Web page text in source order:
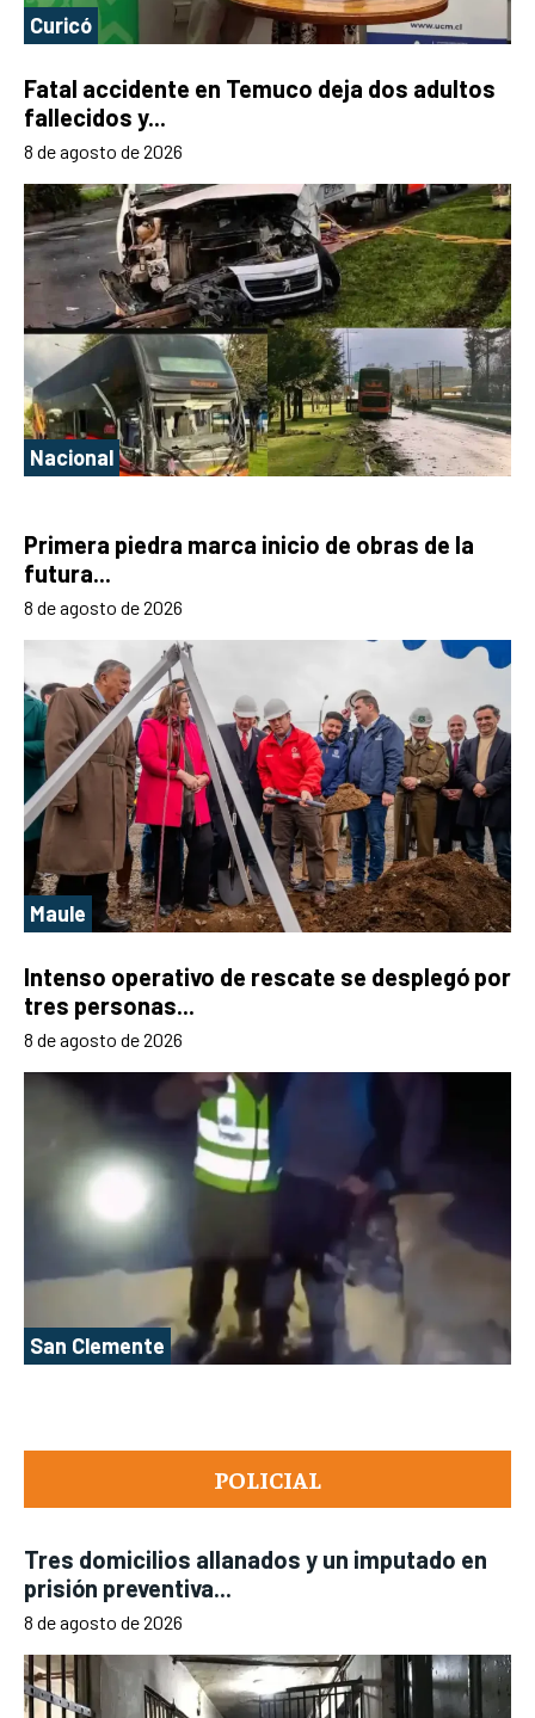
POLICIAL
Tres domicilios allanados y un imputado en
prisión preventiva...
8 de agosto de 2026
Curicó
Fatal accidente en Temuco deja dos adultos
fallecidos y...
8 de agosto de 2026
Nacional
Primera piedra marca inicio de obras de la
futura...
8 de agosto de 2026
Maule
Intenso operativo de rescate se desplegó por
tres personas...
8 de agosto de 2026
San Clemente